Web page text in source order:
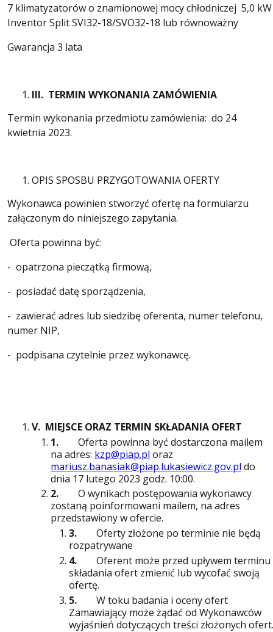
7 klimatyzatorów o znamionowej mocy chłodniczej 5,0 kW
Inventor Split SVI32-18/SVO32-18 lub równoważny
Gwarancja 3 lata
III. TERMIN WYKONANIA ZAMÓWIENIA
Termin wykonania przedmiotu zamówienia: do 24
kwietnia 2023.
OPIS SPOSBU PRZYGOTOWANIA OFERTY
Wykonawca powinien stworzyć ofertę na formularzu
załączonym do niniejszego zapytania.
Oferta powinna być:
- opatrzona pieczątką firmową,
- posiadać datę sporządzenia,
- zawierać adres lub siedzibę oferenta, numer telefonu,
numer NIP,
- podpisana czytelnie przez wykonawcę.
V. MIEJSCE ORAZ TERMIN SKŁADANIA OFERT
1. Oferta powinna być dostarczona mailem
na adres: kzp@piap.pl oraz
mariusz.banasiak@piap.lukasiewicz.gov.pl do
dnia 17 lutego 2023 godz. 10:00.
2. O wynikach postępowania wykonawcy
zostaną poinformowani mailem, na adres
przedstawiony w ofercie.
3.Oferty złożone po terminie nie będą
rozpatrywane
4.Oferent może przed upływem terminu
składania ofert zmienić lub wycofać swoją
ofertę.
5.W toku badania i oceny ofert
Zamawiający może żądać od Wykonawców
wyjaśnień dotyczących treści złożonych